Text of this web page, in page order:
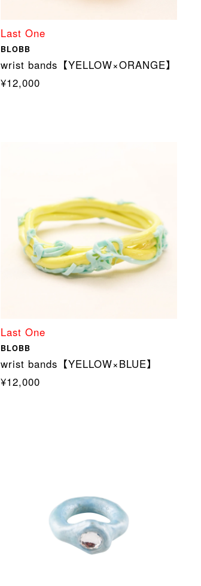
Last One
BLOBB
wrist bands【YELLOW×ORANGE】
¥12,000
Last One
BLOBB
wrist bands【YELLOW×BLUE】
¥12,000